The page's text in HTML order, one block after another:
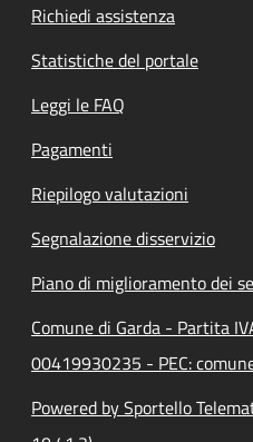
Richiedi assistenza
Statistiche del portale
Leggi le FAQ
Pagamenti
Riepilogo valutazioni
Segnalazione disservizio
Piano di miglioramento dei
Comune di Garda - Partita
00419930235 - PEC:
Powered by Sportello